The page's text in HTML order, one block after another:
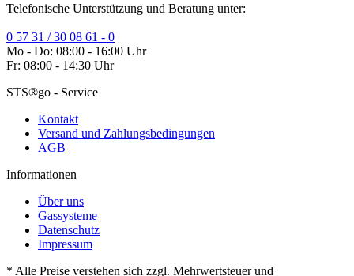
Telefonische Unterstützung und Beratung unter:
0 57 31 / 30 08 61 - 0
Mo - Do: 08:00 - 16:00 Uhr
Fr: 08:00 - 14:30 Uhr
STS®go - Service
Kontakt
Versand und Zahlungsbedingungen
AGB
Informationen
Über uns
Gassysteme
Datenschutz
Impressum
* Alle Preise verstehen sich zzgl. Mehrwertsteuer und